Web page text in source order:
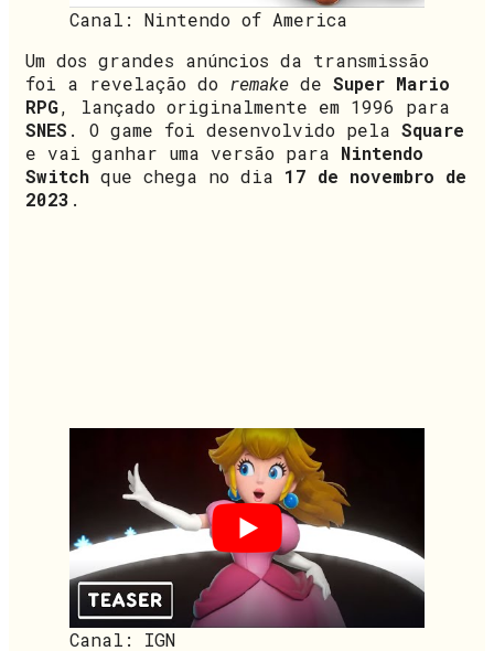
Canal: Nintendo of America
Um dos grandes anúncios da transmissão
foi a revelação do remake de Super Mario
RPG, lançado originalmente em 1996 para
SNES . O game foi desenvolvido pela Square
e vai ganhar uma versão para Nintendo
Switch que chega no dia 17 de novembro de
2023 .
Canal: IGN